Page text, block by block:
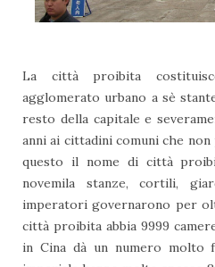
La città proibita
agglomerato urbano a sè
resto della capitale e
anni ai cittadini comuni che non
questo il nome di città
novemila stanze, cortili,
imperatori governarono per
città proibita abbia 9999
in Cina dà un numero